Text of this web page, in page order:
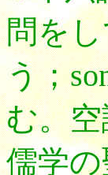
問を
う；
む。
儒学